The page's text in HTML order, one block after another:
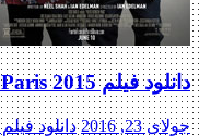
دانلود فیلم Puerto Ricans in Paris 2015
جولای 23, 2016 دانلود فیلم 2015